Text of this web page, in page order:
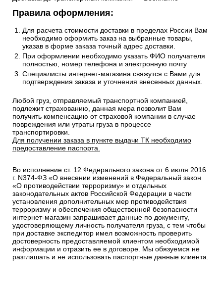
Правила оформления:
Для расчета стоимости доставки в пределах России Вам
необходимо оформить заказ на выбранные товары,
указав в форме заказа точный адрес доставки.
При оформлении необходимо указать ФИО получателя
полностью, номер телефона и электронную почту
Специалисты интернет-магазина свяжутся с Вами для
подтверждения заказа и уточнения внесенных данных.
Любой груз, отправляемый транспортной компанией,
подлежит страхованию, данная мера позволит Вам
получить компенсацию от страховой компании в случае
повреждения или утраты груза в процессе
транспортировки.
Для получении заказа в пункте выдачи ТК необходимо
предоставление паспорта.
Во исполнение ст. 12 Федерального закона от 6 июля 2016
г. N374-ФЗ «О внесении изменений в Федеральный закон
«О противодействии терроризму» и отдельных
законодательных актов Российской Федерации в части
установления дополнительных мер противодействия
терроризму и обеспечения общественной безопасности
интернет-магазин запрашивает данные по документу,
удостоверяющему личность получателя груза, с тем чтобы
при доставке экспедитор имел возможность проверить
достоверность предоставляемой клиентом необходимой
информации и отразить ее в договоре. Мы обязуемся не
разглашать и не использовать паспортные данные клиента.